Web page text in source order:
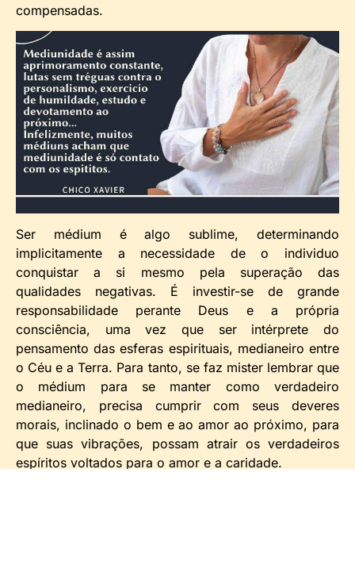
compensadas.
Ser médium é algo sublime, determinando
implicitamente a necessidade de o individuo
conquistar a si mesmo pela superação das
qualidades negativas. É investir-se de grande
responsabilidade perante Deus e a própria
consciência, uma vez que ser intérprete do
pensamento das esferas espirituais, medianeiro entre
o Céu e a Terra. Para tanto, se faz mister lembrar que
o médium para se manter como verdadeiro
medianeiro, precisa cumprir com seus deveres
morais, inclinado o bem e ao amor ao próximo, para
que suas vibrações, possam atrair os verdadeiros
espíritos voltados para o amor e a caridade.